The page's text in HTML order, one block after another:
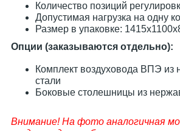
Количество позиций
Допустимая нагрузка на одну
Размер в упаковке:
Опции (заказываются отдельно):
Комплект воздуховода ВПЭ
стали
Боковые столешницы из
Внимание! На фото аналогичная